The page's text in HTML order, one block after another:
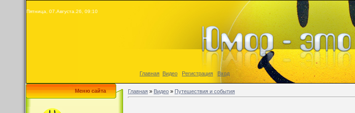
Пятница, 07.Августа.26, 09:10
Главная Видео Регистрация Вход
Меню сайта Главная»Видео»Путешествия и события